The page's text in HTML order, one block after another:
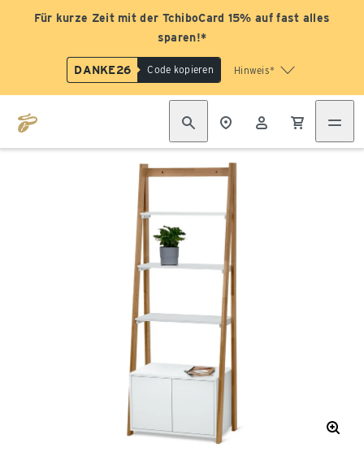
Für kurze Zeit mit der TchiboCard 15% auf fast alles
sparen!*
DANKE26 Code kopieren Hinweis*